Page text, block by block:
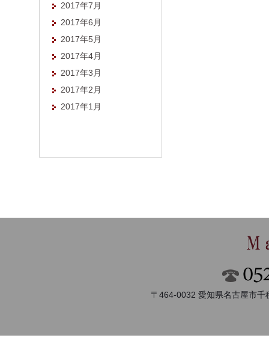
2017年7月
2017年6月
2017年5月
2017年4月
2017年3月
2017年2月
2017年1月
〒464-0032 愛知県名古屋市